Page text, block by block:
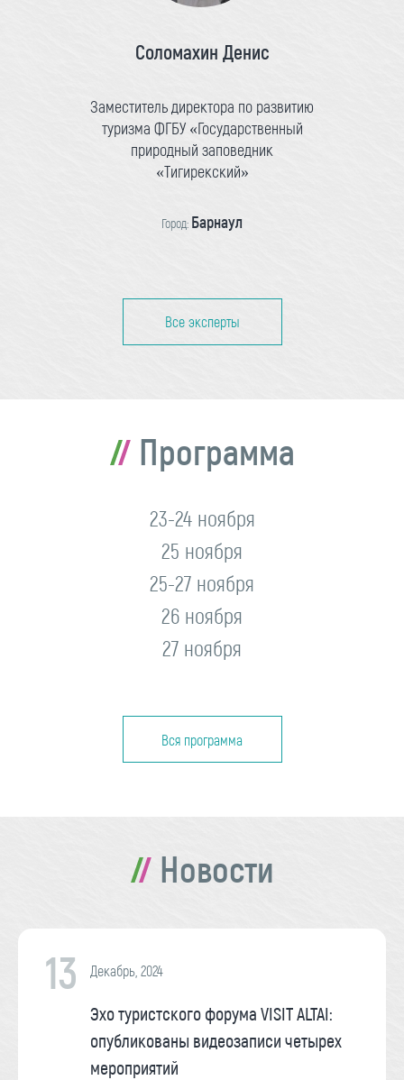
Соломахин Денис
Заместитель директора по развитию
туризма ФГБУ «Государственный
природный заповедник
«Тигирекский»
Город: Барнаул
Все эксперты
Программа
23-24 ноября
25 ноября
25-27 ноября
26 ноября
27 ноября
Вся программа
Новости
13 Декабрь, 2024
Эхо туристского форума VISIT ALTAI:
опубликованы видеозаписи четырех
мероприятий